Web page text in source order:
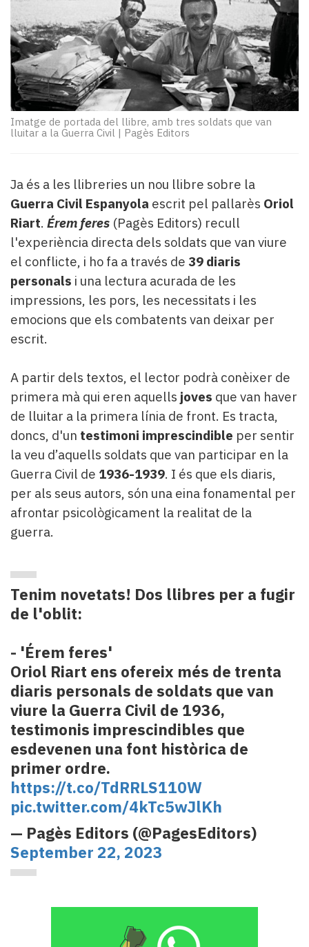
A
escena!
Dis
la
teva!
Subscriptors
La
newsletter
Contingut
patrocinat
més
llegit...
Editorial
Imatge de portada del llibre, amb tres soldats que van
lluitar a la Guerra Civil | Pagès Editors
Ja és a les llibreries un nou llibre sobre la
Guerra Civil Espanyola escrit pel pallarès Oriol
Riart. Érem feres (Pagès Editors) recull
l'experiència directa dels soldats que van viure
el conflicte, i ho fa a través de 39 diaris
personals i una lectura acurada de les
impressions, les pors, les necessitats i les
emocions que els combatents van deixar per
escrit.
A partir dels textos, el lector podrà conèixer de
primera mà qui eren aquells joves que van haver
de lluitar a la primera línia de front. Es tracta,
doncs, d'un testimoni imprescindible per sentir
la veu d’aquells soldats que van participar en la
Guerra Civil de 1936-1939. I és que els diaris,
per als seus autors, són una eina fonamental per
afrontar psicològicament la realitat de la
guerra.
Tenim novetats! Dos llibres per a fugir
de l'oblit:
- 'Érem feres'
Oriol Riart ens ofereix més de trenta
diaris personals de soldats que van
viure la Guerra Civil de 1936,
testimonis imprescindibles que
esdevenen una font històrica de
primer ordre.
https://t.co/TdRRLS110W
pic.twitter.com/4kTc5wJlKh
— Pagès Editors (@PagesEditors)
September 22, 2023